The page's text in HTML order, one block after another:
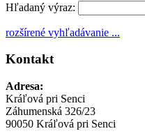
Hľadaný výraz:
rozšírené vyhľadávanie ...
Kontakt
Adresa:
Kráľová pri Senci
Záhumenská 326/23
90050 Kráľová pri Senci